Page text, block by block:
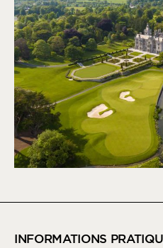
INFORMATIONS